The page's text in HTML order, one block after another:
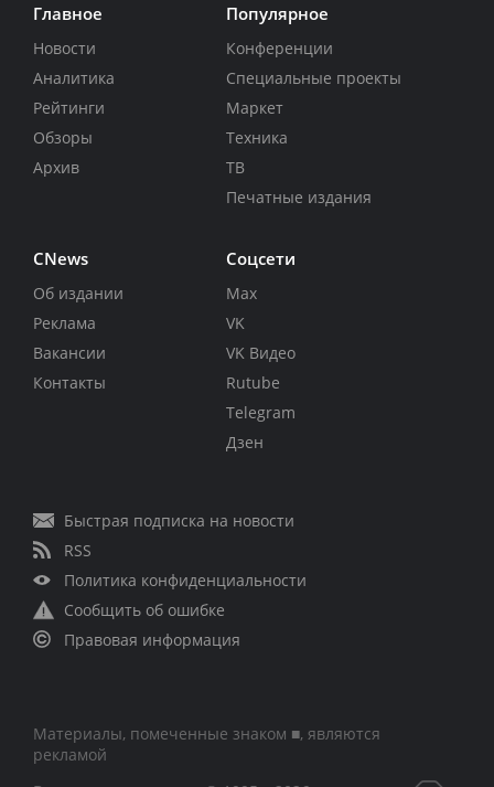
Главное
Новости
Аналитика
Рейтинги
Обзоры
Архив
Популярное
Конференции
Специальные проекты
Маркет
Техника
ТВ
Печатные издания
CNews
Об издании
Реклама
Вакансии
Контакты
Соцсети
Max
VK
VK Видео
Rutube
Telegram
Дзен
Быстрая подписка на новости
RSS
Политика конфиденциальности
Сообщить об ошибке
Правовая информация
Материалы, помеченные знаком ■, являются
рекламой